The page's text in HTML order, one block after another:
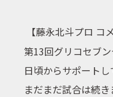
【藤永北斗プロ コ
第13回グリコセブ
日頃からサポート
まだまだ試合は続き